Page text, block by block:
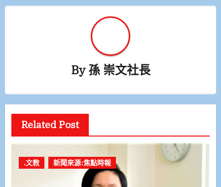
By孫 崇文社長
Related Post
.文教 新聞來源:焦點時報